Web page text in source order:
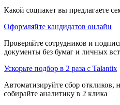
Какой соцпакет вы предлагаете
Оформляйте кандидатов онлайн
Проверяйте сотрудников и
документы без бумаг и личных
Ускорьте подбор в 2 раза с Talantix
Автоматизируйте сбор откликов,
собирайте аналитику в 2 клика